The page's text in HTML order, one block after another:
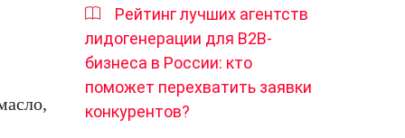
Рейтинг лучших агентств
лидогенерации для B2B-
бизнеса в России: кто
поможет перехватить заявки
конкурентов?